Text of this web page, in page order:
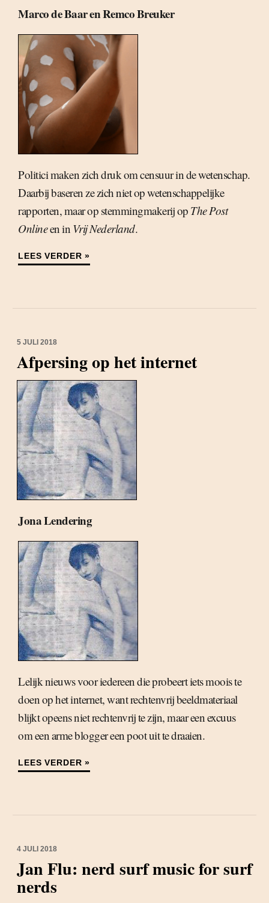
Marco de Baar en Remco Breuker
Politici maken zich druk om censuur in de wetenschap.
Daarbij baseren ze zich niet op wetenschappelijke
rapporten, maar op stemmingmakerij op The Post
Onlineen in Vrij Nederland.
LEES VERDER »
5 JULI 2018
Afpersing op het internet
Jona Lendering
Lelijk nieuws voor iedereen die probeert iets moois te
doen op het internet, want rechtenvrij beeldmateriaal
blijkt opeens niet rechtenvrij te zijn, maar een excuus
om een arme blogger een poot uit te draaien.
LEES VERDER »
4 JULI 2018
Jan Flu: nerd surf music for surf
nerds